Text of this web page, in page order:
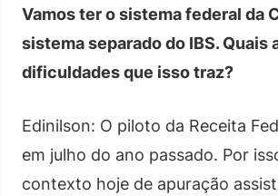
Vamos ter o sistema federal da
sistema separado do IBS. Quais
dificuldades que isso traz?
Edinilson: O piloto da Receita
em julho do ano passado. Por
contexto hoje de apuração